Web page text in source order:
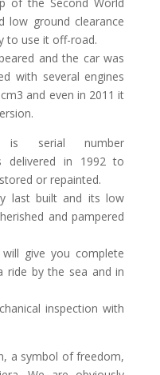
low ground clearance
to use it off-road.
and the car was
with several engines
and even in 2011 it
is serial number
delivered in 1992 to
or repainted.
last built and its low
and pampered
give you complete
ride by the sea and in
inspection with
a symbol of freedom,